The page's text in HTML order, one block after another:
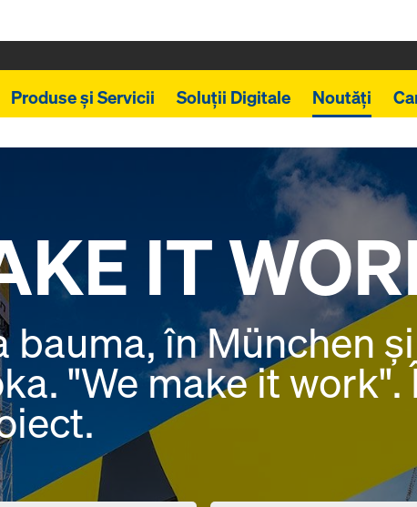
Produse și Servicii Soluții Digitale Noutăți
IT
bauma, în München
"We make it work".